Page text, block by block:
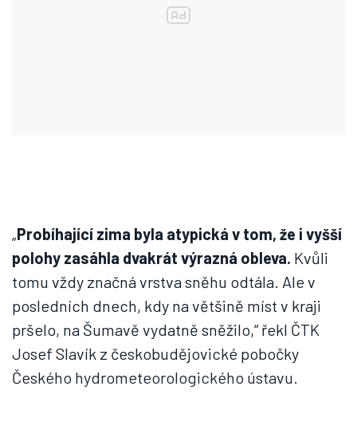
„Probíhající zima byla atypická v tom, že i vyšší
polohy zasáhla dvakrát výrazná obleva. Kvůli
tomu vždy značná vrstva sněhu odtála. Ale v
posledních dnech, kdy na většině míst v kraji
pršelo, na Šumavě vydatně sněžilo,“ řekl ČTK
Josef Slavík z českobudějovické pobočky
Českého hydrometeorologického ústavu.